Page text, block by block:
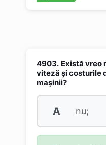
4903. Există vreo
viteză şi costurile
maşinii?
A nu;